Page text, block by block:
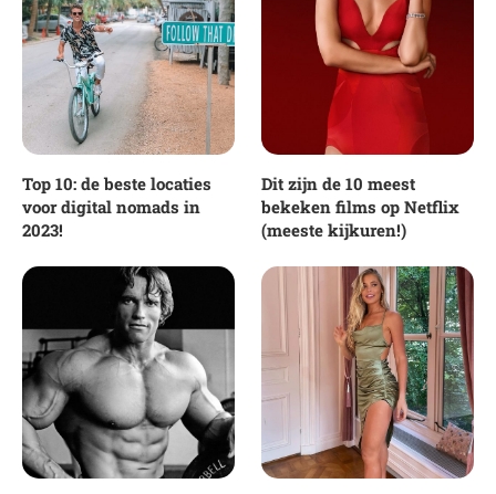
Top 10: de beste locaties
voor digital nomads in
2023!
Dit zijn de 10 meest
bekeken films op Netflix
(meeste kijkuren!)